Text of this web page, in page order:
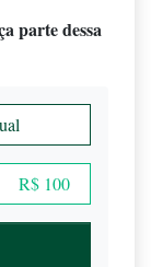
parte dessa
R$ 100